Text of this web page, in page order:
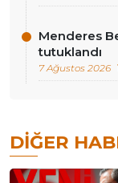
Menderes
tutuklandı
7 Ağustos 2026
DIĞER